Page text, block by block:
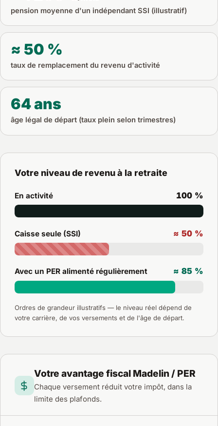
pension moyenne d'un indépendant SSI (illustratif)
≈ 50 %
taux de remplacement du revenu d'activité
64 ans
âge légal de départ (taux plein selon trimestres)
Votre niveau de revenu à la retraite
En activité 100 %
Caisse seule (SSI) ≈ 50 %
Avec un PER alimenté régulièrement ≈ 85 %
Ordres de grandeur illustratifs — le niveau réel dépend de
votre carrière, de vos versements et de l'âge de départ.
Votre avantage fiscal Madelin / PER
Chaque versement réduit votre impôt, dans la
limite des plafonds.